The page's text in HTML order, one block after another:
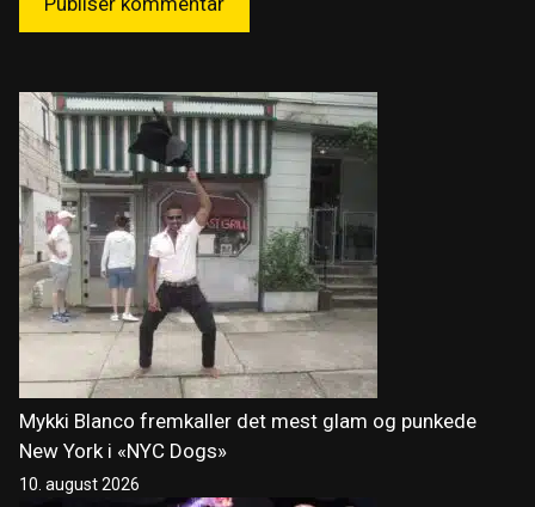
Mykki Blanco fremkaller det mest glam og punkede
New York i «NYC Dogs»
10. august 2026